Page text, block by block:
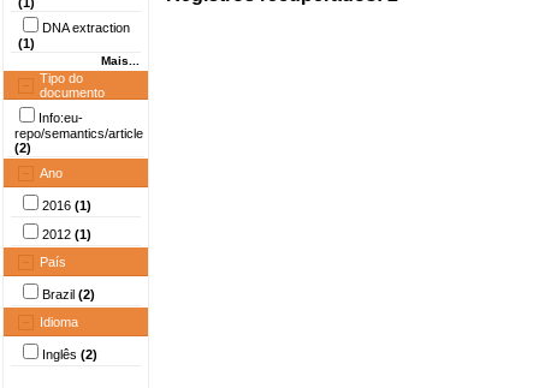
DNA extraction
(1)
Mais...
Tipo do
documento
Info:eu-
repo/semantics/article
(2)
Ano
2016 (1)
2012 (1)
País
Brazil (2)
Idioma
Inglês (2)